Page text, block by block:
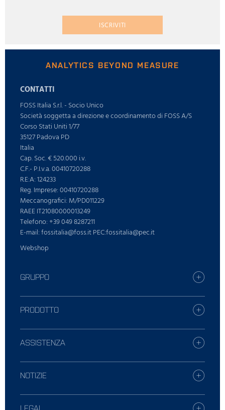
ISCRIVITI
ANALYTICS BEYOND MEASURE
CONTATTI
FOSS Italia S.r.l. - Socio Unico
Società soggetta a direzione e coordinamento di FOSS A/S
Corso Stati Uniti 1/77
35127 Padova PD
Italia
Cap. Soc. € 520.000 i.v.
C.F.- P.I.v.a. 00410720288
R.E:A: 124233
Reg. Imprese: 00410720288
Meccanografici: M/PD011229
RAEE IT21080000013249
Telefono: +39 049 8287211
E-mail: fossitalia@foss.it PEC:fossitalia@pec.it
Webshop
GRUPPO
Carriera
Trova la tua fliale FOSS
Sostenibilitá
FOSS Chi siamo
PRODOTTO
Tutte le soluzioni
Servizi digitali
Mangimi e foraggi
Analisi chimiche
Laboratori analisi latte
ASSISTENZA
SmartCare
Contattate L'Assistenza locale
Segnalazione problemi
NOTIZIE
Mangimi e foraggi
Lattiero Caseario
LEGAL